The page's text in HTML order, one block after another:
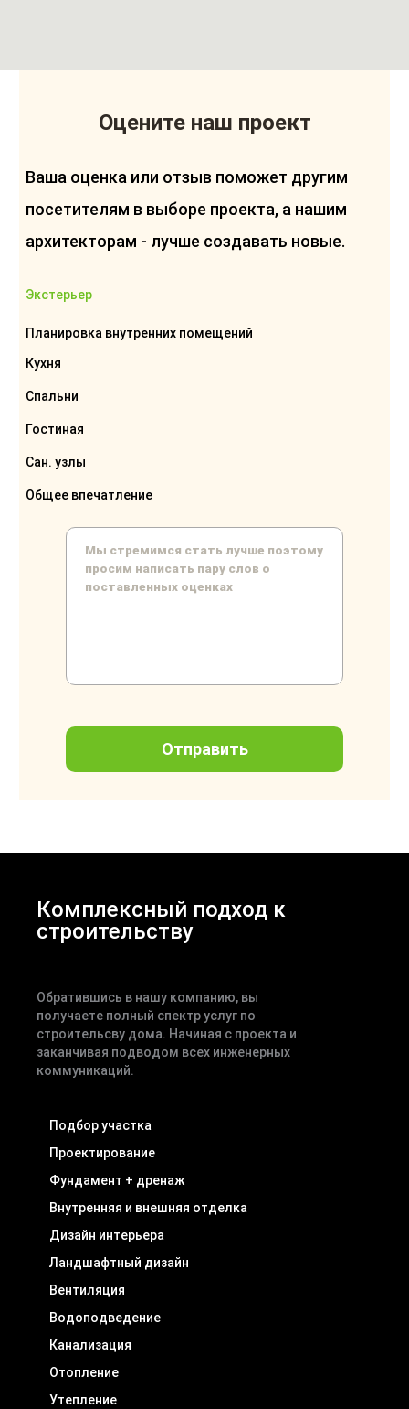
Оцените наш проект
Ваша оценка или отзыв поможет другим
посетителям в выборе проекта, а нашим
архитекторам - лучше создавать новые.
Экстерьер
Планировка внутренних помещений
Кухня
Спальни
Гостиная
Сан. узлы
Общее впечатление
Комплексный подход к
строительству
Обратившись в нашу компанию, вы
получаете полный спектр услуг по
строительсву дома. Начиная с проекта и
заканчивая подводом всех инженерных
коммуникаций.
Подбор участка
Проектирование
Фундамент + дренаж
Внутренняя и внешняя отделка
Дизайн интерьера
Ландшафтный дизайн
Вентиляция
Водоподведение
Канализация
Отопление
Утепление